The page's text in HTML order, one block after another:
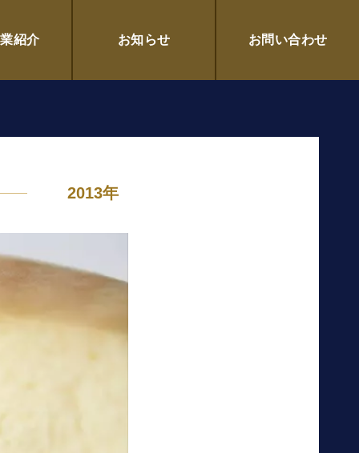
紹介 お知らせ お問い合わせ
2013年